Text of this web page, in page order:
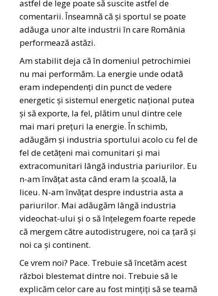
astfel de lege poate să suscite astfel de
comentarii. Înseamnă că și sportul se poate
adăuga unor alte industrii în care România
performează astăzi.
Am stabilit deja că în domeniul petrochimiei
nu mai performăm. La energie unde odată
eram independenți din punct de vedere
energetic și sistemul energetic național putea
și să exporte, la fel, plătim unul dintre cele
mai mari prețuri la energie. În schimb,
adăugăm și industria sportului acolo cu fel de
fel de cetățeni mai comunitari și mai
extracomunitari lângă industria pariurilor. Eu
n-am învățat asta când eram la școală, la
liceu. N-am învățat despre industria asta a
pariurilor. Mai adăugăm lângă industria
videochat-ului și o să înțelegem foarte repede
că mergem către autodistrugere, noi ca țară și
noi ca și continent.
Ce vrem noi? Pace. Trebuie să încetăm acest
război blestemat dintre noi. Trebuie să le
explicăm celor care au fost mințiți să se teamă